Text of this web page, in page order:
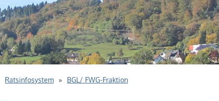
Ratsinfosystem » BGL/ FWG-Fraktion